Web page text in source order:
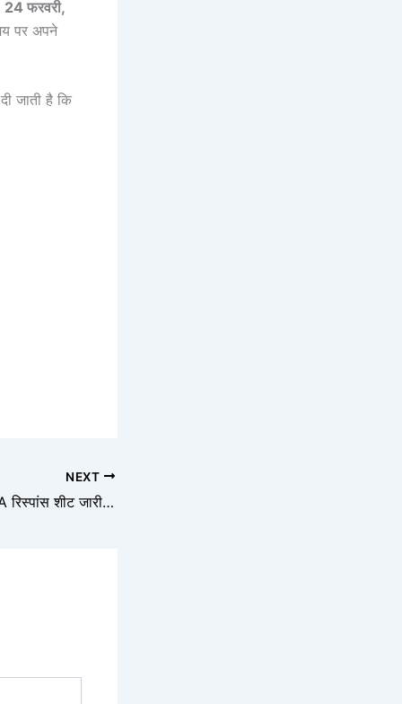
24 फरवरी,
पर अपने
जाती है कि
NEXT
ब्रेकिंग न्यूज़! JEEViKA रिस्पांस शीट जारी – ब्लॉक प्रोजेक्ट मैनेजर, अकाउंटेंट और लाइवलीहुड स्पेशलिस्ट परीक्षा के लिए तुरंत देखें!